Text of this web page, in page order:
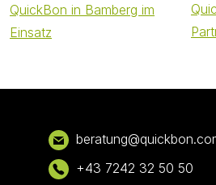
QuickBon in Bamberg im
Einsatz
Footer
beratung@qui
+43 7242 32 50 50